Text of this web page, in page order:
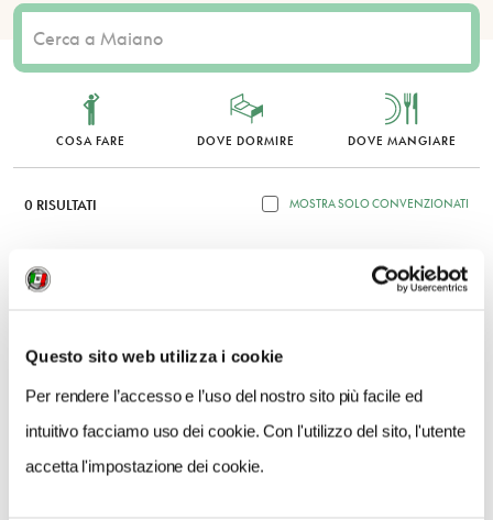
Questo sito web utilizza i cookie
Per rendere l’accesso e l’uso del nostro sito più facile ed
intuitivo facciamo uso dei cookie. Con l'utilizzo del sito, l'utente
accetta l'impostazione dei cookie.
COSA FARE DOVE DORMIRE DOVE MANGIARE
0 RISULTATI MOSTRA SOLO CONVENZIONATI